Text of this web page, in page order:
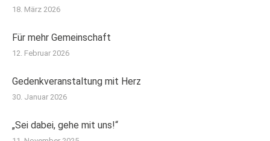
18. März 2026
Für mehr Gemeinschaft
12. Februar 2026
Gedenkveranstaltung mit Herz
30. Januar 2026
„Sei dabei, gehe mit uns!“